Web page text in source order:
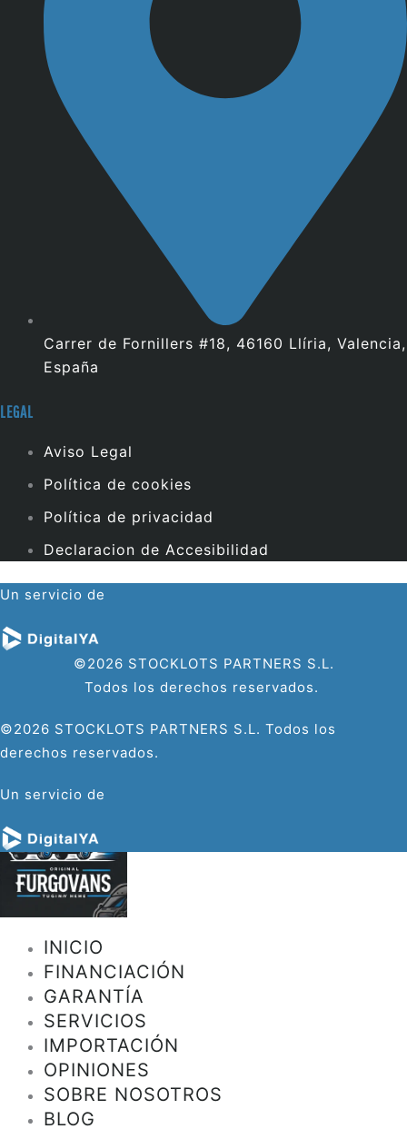
Carrer de Fornillers #18, 46160 Llíria, Valencia,
España
LEGAL
Aviso Legal
Política de cookies
Política de privacidad
Declaracion de Accesibilidad
Un servicio de
©2026 STOCKLOTS PARTNERS S.L.
Todos los derechos reservados.
©2026 STOCKLOTS PARTNERS S.L. Todos los
derechos reservados.
Un servicio de
INICIO
FINANCIACIÓN
GARANTÍA
SERVICIOS
IMPORTACIÓN
OPINIONES
SOBRE NOSOTROS
BLOG